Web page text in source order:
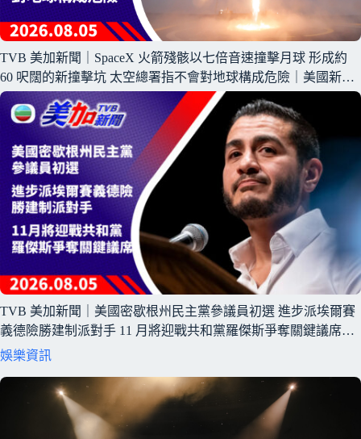
TVB 美加新聞｜SpaceX 火箭殘骸以七倍音速撞擊月球 形成約
60 呎闊的新撞擊坑 太空總署指不會對地球構成危險｜美國新聞
｜2026 年 8 月 5 日
TVB 美加新聞｜美國密歇根州民主黨參議員初選 進步派埃爾賽
義德險勝建制派對手 11 月將迎戰共和黨羅傑斯爭奪關鍵議席｜
美國新聞｜2026 年 8 月 5 日
娛樂資訊